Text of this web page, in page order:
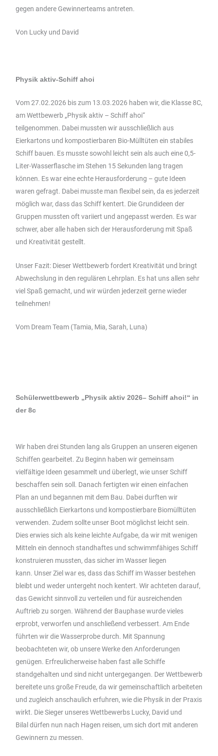
gegen andere Gewinnerteams antreten.
Von Lucky und David
Physik aktiv-Schiff ahoi
Vom 27.02.2026 bis zum 13.03.2026 haben wir, die Klasse 8C,
am Wettbewerb „Physik aktiv – Schiff ahoi“
teilgenommen. Dabei mussten wir ausschließlich aus
Eierkartons und kompostierbaren Bio-Mülltüten ein stabiles
Schiff bauen. Es musste sowohl leicht sein als auch eine 0,5-
Liter-Wasserflasche im Stehen 15 Sekunden lang tragen
können. Es war eine echte Herausforderung – gute Ideen
waren gefragt. Dabei musste man flexibel sein, da es jederzeit
möglich war, dass das Schiff kentert. Die Grundideen der
Gruppen mussten oft variiert und angepasst werden. Es war
schwer, aber alle haben sich der Herausforderung mit Spaß
und Kreativität gestellt.
Unser Fazit: Dieser Wettbewerb fordert Kreativität und bringt
Abwechslung in den regulären Lehrplan. Es hat uns allen sehr
viel Spaß gemacht, und wir würden jederzeit gerne wieder
teilnehmen!
Vom Dream Team (Tamia, Mia, Sarah, Luna)
Schülerwettbewerb „Physik aktiv 2026– Schiff ahoi!“ in
der 8c
Wir haben drei Stunden lang als Gruppen an unseren eigenen
Schiffen gearbeitet. Zu Beginn haben wir gemeinsam
vielfältige Ideen gesammelt und überlegt, wie unser Schiff
beschaffen sein soll. Danach fertigten wir einen einfachen
Plan an und begannen mit dem Bau. Dabei durften wir
ausschließlich Eierkartons und kompostierbare Biomülltüten
verwenden. Zudem sollte unser Boot möglichst leicht sein.
Dies erwies sich als keine leichte Aufgabe, da wir mit wenigen
Mitteln ein dennoch standhaftes und schwimmfähiges Schiff
konstruieren mussten, das sicher im Wasser liegen
kann. Unser Ziel war es, dass das Schiff im Wasser bestehen
bleibt und weder untergeht noch kentert. Wir achteten darauf,
das Gewicht sinnvoll zu verteilen und für ausreichenden
Auftrieb zu sorgen. Während der Bauphase wurde vieles
erprobt, verworfen und anschließend verbessert. Am Ende
führten wir die Wasserprobe durch. Mit Spannung
beobachteten wir, ob unsere Werke den Anforderungen
genügen. Erfreulicherweise haben fast alle Schiffe
standgehalten und sind nicht untergegangen. Der Wettbewerb
bereitete uns große Freude, da wir gemeinschaftlich arbeiteten
und zugleich anschaulich erfuhren, wie die Physik in der Praxis
wirkt. DieSieger unseres Wettbewerbs Lucky, David und
Bilal dürfen nun nach Hagen reisen, um sich dort mit anderen
Gewinnern zu messen.